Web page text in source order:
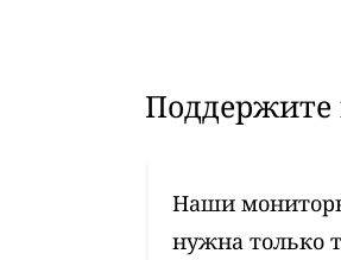
Поддержите
Наши
нужна только